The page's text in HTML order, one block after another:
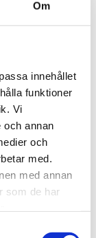
Om
innehållet
funktioner
Vi
och annan
och
med.
med annan
som de har